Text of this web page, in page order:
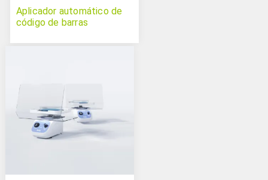
Aplicador automático de
código de barras